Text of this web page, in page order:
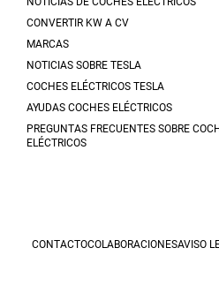
CONVERTIR KW A CV
MARCAS
NOTICIAS SOBRE TESLA
COCHES ELÉCTRICOS TESLA
AYUDAS COCHES ELÉCTRICOS
PREGUNTAS FRECUENTES SOBRE
ELÉCTRICOS
CONTACTOCOLABORACIONESAVISO